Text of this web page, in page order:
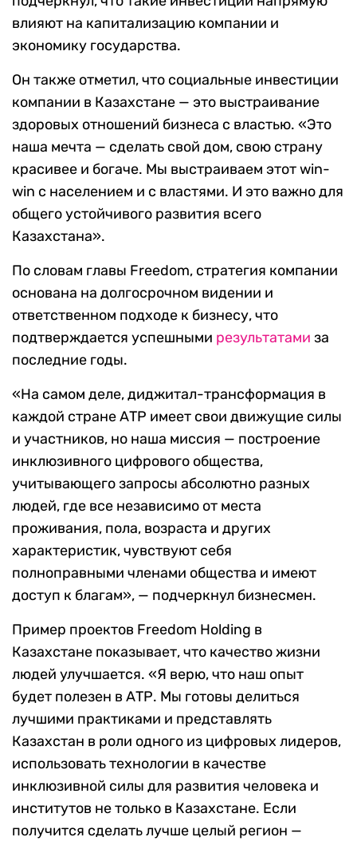
влияют на капитализацию компании и
экономику государства.
Он также отметил, что социальные инвестиции
компании в Казахстане — это выстраивание
здоровых отношений бизнеса с властью. «Это
наша мечта — сделать свой дом, свою страну
красивее и богаче. Мы выстраиваем этот win-
win с населением и с властями. И это важно для
общего устойчивого развития всего
Казахстана».
По словам главы Freedom, стратегия компании
основана на долгосрочном видении и
ответственном подходе к бизнесу, что
подтверждается успешными результатами за
последние годы.
«На самом деле, диджитал-трансформация в
каждой стране АТР имеет свои движущие силы
и участников, но наша миссия — построение
инклюзивного цифрового общества,
учитывающего запросы абсолютно разных
людей, где все независимо от места
проживания, пола, возраста и других
характеристик, чувствуют себя
полноправными членами общества и имеют
доступ к благам», — подчеркнул бизнесмен.
Пример проектов Freedom Holding в
Казахстане показывает, что качество жизни
людей улучшается. «Я верю, что наш опыт
будет полезен в АТР. Мы готовы делиться
лучшими практиками и представлять
Казахстан в роли одного из цифровых лидеров,
использовать технологии в качестве
инклюзивной силы для развития человека и
институтов не только в Казахстане. Если
получится сделать лучше целый регион —